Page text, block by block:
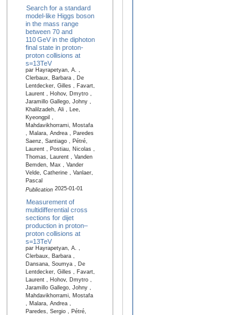
Search for a standard
model-like Higgs boson
in the mass range
between 70 and
110 GeV in the diphoton
final state in proton-
proton collisions at
s=13TeV
par Hayrapetyan, A. ,
Clerbaux, Barbara , De
Lentdecker, Gilles , Favart,
Laurent , Hohov, Dmytro ,
Jaramillo Gallego, Johny ,
Khalilzadeh, Ali , Lee,
Kyeongpil ,
Mahdavikhorrami, Mostafa
, Malara, Andrea , Paredes
Saenz, Santiago , Pétré,
Laurent , Postiau, Nicolas ,
Thomas, Laurent , Vanden
Bemden, Max , Vander
Velde, Catherine , Vanlaer,
Pascal
Publication2025-01-01
Measurement of
multidifferential cross
sections for dijet
production in proton–
proton collisions at
s=13TeV
par Hayrapetyan, A. ,
Clerbaux, Barbara ,
Dansana, Soumya , De
Lentdecker, Gilles , Favart,
Laurent , Hohov, Dmytro ,
Jaramillo Gallego, Johny ,
Mahdavikhorrami, Mostafa
, Malara, Andrea ,
Paredes, Sergio , Pétré,